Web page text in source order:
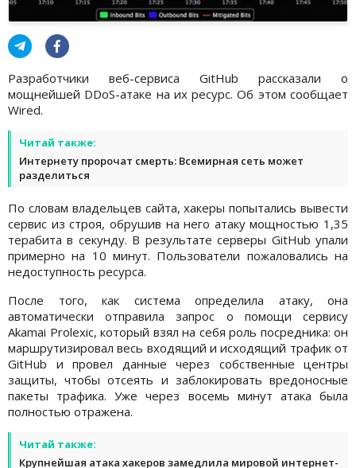
Разработчики веб-сервиса GitHub рассказали о
мощнейшей DDoS-атаке на их ресурс. Об этом сообщает
Wired.
Читай также:
Интернету пророчат смерть: Всемирная сеть может
разделиться
По словам владельцев сайта, хакеры попытались вывести
сервис из строя, обрушив на него атаку мощностью 1,35
терабита в секунду. В результате серверы GitHub упали
примерно на 10 минут. Пользователи пожаловались на
недоступность ресурса.
После того, как система определила атаку, она
автоматически отправила запрос о помощи сервису
Akamai Prolexic, который взял на себя роль посредника: он
маршрутизировал весь входящий и исходящий трафик от
GitHub и провел данные через собственные центры
защиты, чтобы отсеять и заблокировать вредоносные
пакеты трафика. Уже через восемь минут атака была
полностью отражена.
Читай также:
Крупнейшая атака хакеров замедлила мировой интернет-